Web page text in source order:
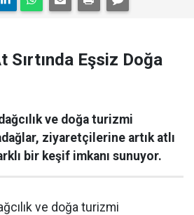
Sırtında Eşsiz Doğa
ve doğa turizmi
ziyaretçilerine artık atlı
bir keşif imkanı sunuyor.
ve doğa turizmi